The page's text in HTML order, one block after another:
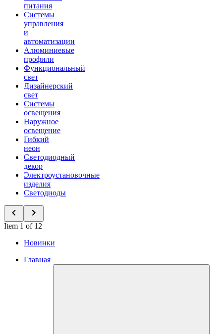
питания
Системы
управления
и
автоматизации
Алюминиевые
профили
Функциональный
свет
Дизайнерский
свет
Системы
освещения
Наружное
освещение
Гибкий
неон
Светодиодный
декор
Электроустановочные
изделия
Светодиоды
Item 1 of 12
Новинки
Главная